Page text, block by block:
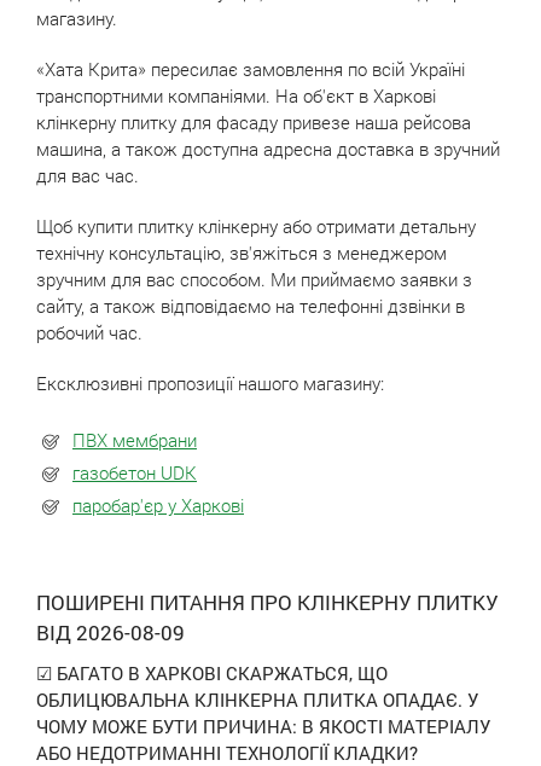
магазину.
«Хата Крита» пересилає замовлення по всій Україні
транспортними компаніями. На об'єкт в Харкові
клінкерну плитку для фасаду привезе наша рейсова
машина, а також доступна адресна доставка в зручний
для вас час.
Щоб купити плитку клінкерну або отримати детальну
технічну консультацію, зв'яжіться з менеджером
зручним для вас способом. Ми приймаємо заявки з
сайту, а також відповідаємо на телефонні дзвінки в
робочий час.
Ексклюзивні пропозиції нашого магазину:
ПВХ мембрани
газобетон UDK
паробар'єр у Харкові
ПОШИРЕНІ ПИТАННЯ ПРО КЛІНКЕРНУ ПЛИТКУ
ВІД 2026-08-09
☑ БАГАТО В ХАРКОВІ СКАРЖАТЬСЯ, ЩО
ОБЛИЦЮВАЛЬНА КЛІНКЕРНА ПЛИТКА ОПАДАЄ. У
ЧОМУ МОЖЕ БУТИ ПРИЧИНА: В ЯКОСТІ МАТЕРІАЛУ
АБО НЕДОТРИМАННІ ТЕХНОЛОГІЇ КЛАДКИ?